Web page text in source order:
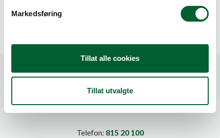
Markedsføring
Tillat alle cookies
Tillat utvalgte
Telefon: 815 20 100